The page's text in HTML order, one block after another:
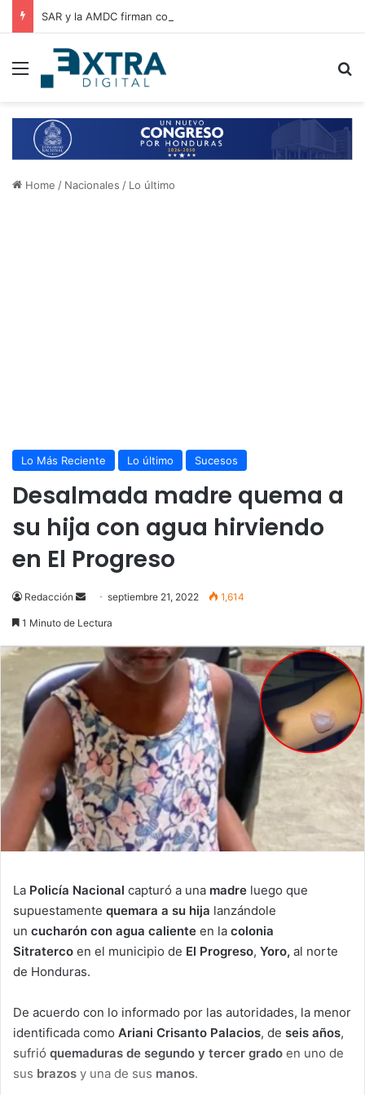
Menu
Home / Nacionales / Lo último
Lo Más Reciente Lo último Sucesos
Desalmada madre quema a
su hija con agua hirviendo
en El Progreso
Redacción
Sendseptiembre 21, 2022 1,614
1 Minuto de Lectura
La Policía Nacional capturó a una madre luego que
supuestamente quemara a su hija lanzándole
un cucharón con agua caliente en la colonia
Sitraterco en el municipio de El Progreso, Yoro, al norte
de Honduras.
De acuerdo con lo informado por las autoridades, la menor
identificada como Ariani Crisanto Palacios, de seis años,
sufrió quemaduras de segundo y tercer grado en uno de
sus brazos y una de sus manos.